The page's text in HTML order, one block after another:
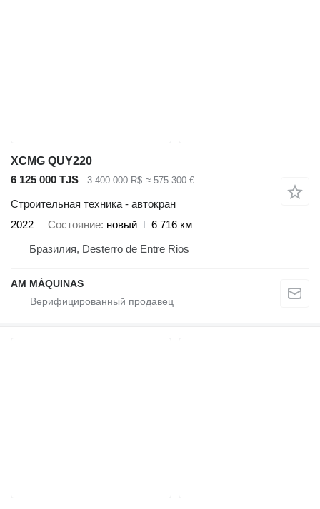
XCMG QUY220
6 125 000 TJS
3 400 000 R$ ≈ 575 300 €
Строительная техника - автокран
2022
Состояние новый
6 716 км
Бразилия, Desterro de Entre Rios
AM MÁQUINAS